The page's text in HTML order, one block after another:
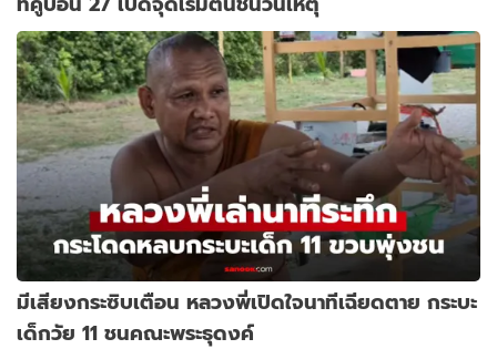
มีเสียงกระซิบเตือน หลวงพี่เปิดใจนาทีเฉียดตาย กระบะ
เด็กวัย 11 ชนคณะพระธุดงค์